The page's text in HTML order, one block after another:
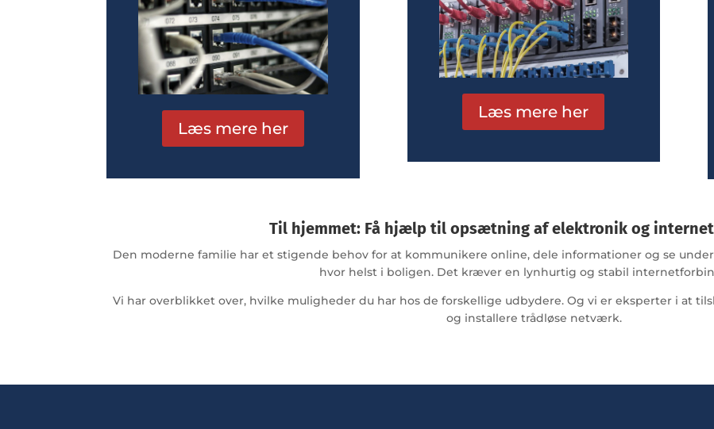
Læs mere her
Læs mere her
Til hjemmet: Få hjælp til opsætning af elektronik og
Den moderne familie har et stigende behov for at kommunikere online, dele informationer og se
hvor helst i boligen. Det kræver en lynhurtig og stabil
Vi har overblikket over, hvilke muligheder du har hos de forskellige udbydere. Og vi er eksperter i at
og installere trådløse netværk.